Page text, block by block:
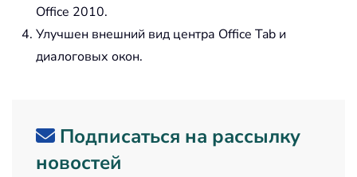
Office 2010.
Улучшен внешний вид центра Office Tab и
диалоговых окон.
Подписаться на рассылку
новостей